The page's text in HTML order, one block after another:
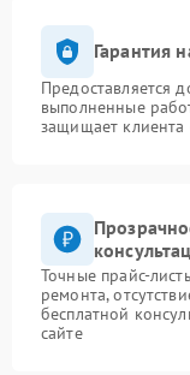
Гарантия
Предоставляется
выполненные
защищает клиента
Точные прайс-
ремонта,
бесплатной
сайте